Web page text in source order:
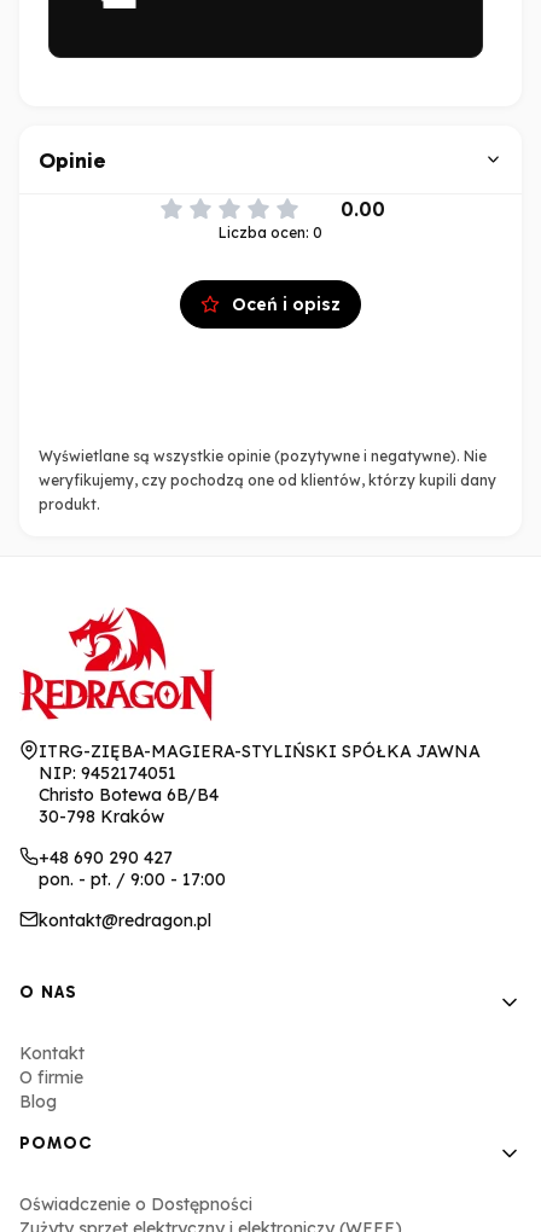
Opinie
0.00
Liczba ocen: 0
Oceń i opisz
Wyświetlane są wszystkie opinie (pozytywne i negatywne). Nie
weryfikujemy, czy pochodzą one od klientów, którzy kupili dany
produkt.
Adres:
ITRG-ZIĘBA-MAGIERA-STYLIŃSKI SPÓŁKA JAWNA
NIP: 9452174051
Christo Botewa 6B/B4
30-798 Kraków
+48 690 290 427
pon. - pt. / 9:00 - 17:00
kontakt@redragon.pl
Linki w stopce
O NAS
Kontakt
O firmie
Blog
POMOC
Oświadczenie o Dostępności